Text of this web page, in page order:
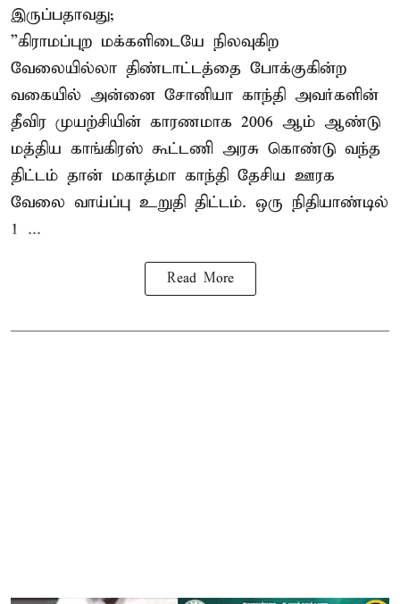
இருப்பதாவது;
”கிராமப்புற மக்களிடையே நிலவுகிற
வேலையில்லா திண்டாட்டத்தை போக்குகின்ற
வகையில் அன்னை சோனியா காந்தி அவர்களின்
தீவிர முயற்சியின் காரணமாக 2006 ஆம் ஆண்டு
மத்திய காங்கிரஸ் கூட்டணி அரசு கொண்டு வந்த
திட்டம் தான் மகாத்மா காந்தி தேசிய ஊரக
வேலை வாய்ப்பு உறுதி திட்டம். ஒரு நிதியாண்டில்
1 ...
Read More